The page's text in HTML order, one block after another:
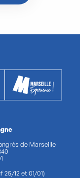
de Marseille
25/12 et 01/01)